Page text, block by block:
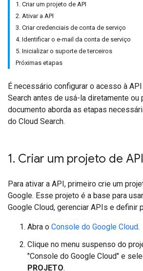
1. Criar um projeto de API
2. Ativar a API
3. Criar credenciais de conta de serviço
4. Identificar o e-mail da conta de serviço
5. Inicializar o suporte de terceiros
Próximas etapas
É necessário configurar o acesso à
Search antes de usá-la diretamente ou
documento aborda as etapas
do Cloud Search.
1. Criar um projeto de API
Para ativar a API, primeiro crie um
Google. Esse projeto é a base para
Google Cloud, gerenciar APIs e definir
Abra o Console do Google Cloud.
Clique no menu suspenso do
"Console do Google Cloud" e
PROJETO.